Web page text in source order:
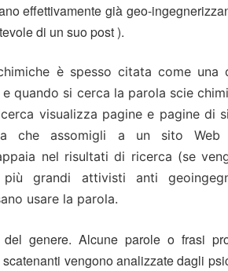
effettivamente già geo-
di un suo post ).
è spesso citata come una
e quando si cerca la parola scie
visualizza pagine e pagine di
che assomigli a un sito Web
nel risultati di ricerca (se
grandi attivisti anti
usare la parola.
del genere.Alcune parole o frasi
vengono analizzate dagli